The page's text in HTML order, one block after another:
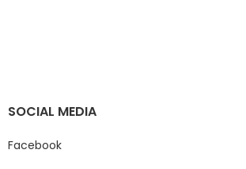
SOCIAL MEDIA
Facebook